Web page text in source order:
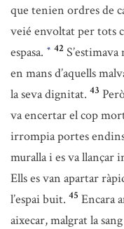
que tenien ordres de
veié envoltat per tots
espasa. * 42
en mans d’aquells
la seva dignitat. 43
va encertar el cop
irrompia portes
muralla i es va llançar
Ells es van apartar
l’espai buit. 45 Encara
aixecar, malgrat la